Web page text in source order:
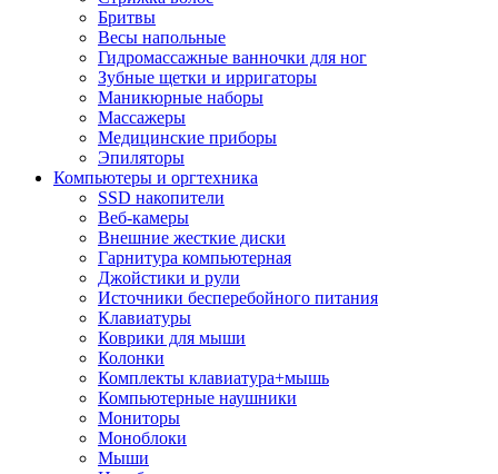
Бритвы
Весы напольные
Гидромассажные ванночки для ног
Зубные щетки и ирригаторы
Маникюрные наборы
Массажеры
Медицинские приборы
Эпиляторы
Компьютеры и оргтехника
SSD накопители
Веб-камеры
Внешние жесткие диски
Гарнитура компьютерная
Джойстики и рули
Источники бесперебойного питания
Клавиатуры
Коврики для мыши
Колонки
Комплекты клавиатура+мышь
Компьютерные наушники
Мониторы
Моноблоки
Мыши